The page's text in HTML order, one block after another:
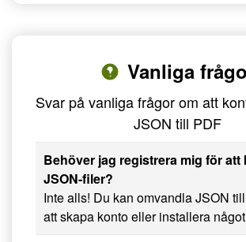
Vanliga
Svar på vanliga frågor om att
JSON till PDF
Behöver jag registrera mig för att
JSON-filer?
Inte alls! Du kan omvandla JSON
att skapa konto eller installera